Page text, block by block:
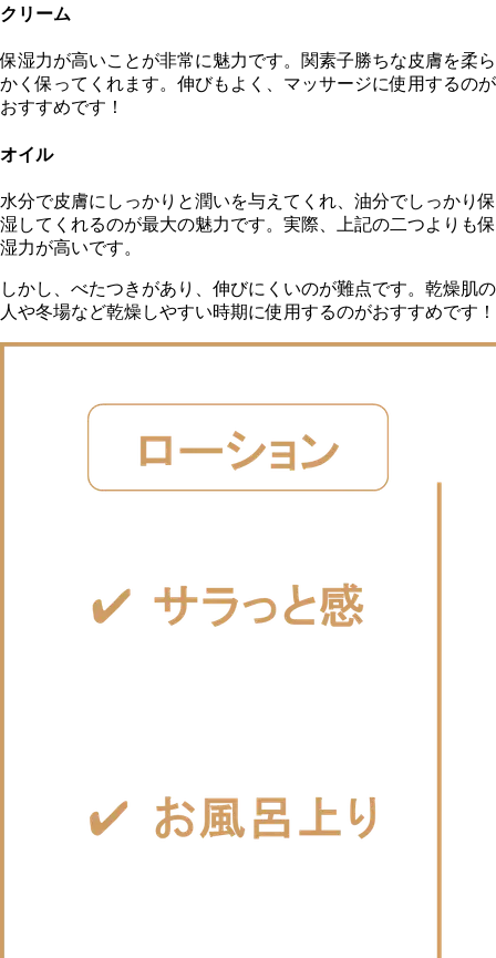
クリーム
保湿力が高いことが非常に魅力です。関素子勝ちな皮膚を柔ら
かく保ってくれます。伸びもよく、マッサージに使用するのが
おすすめです！
オイル
水分で皮膚にしっかりと潤いを与えてくれ、油分でしっかり保
湿してくれるのが最大の魅力です。実際、上記の二つよりも保
湿力が高いです。
しかし、べたつきがあり、伸びにくいのが難点です。乾燥肌の
人や冬場など乾燥しやすい時期に使用するのがおすすめです！